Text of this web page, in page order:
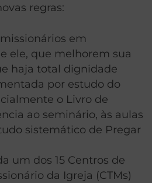
regras:
em
ele, que melhorem sua
haja total dignidade
por estudo do
o Livro de
ao seminário, às aulas
sistemático de Pregar
um dos 15 Centros de
da Igreja (CTMs)